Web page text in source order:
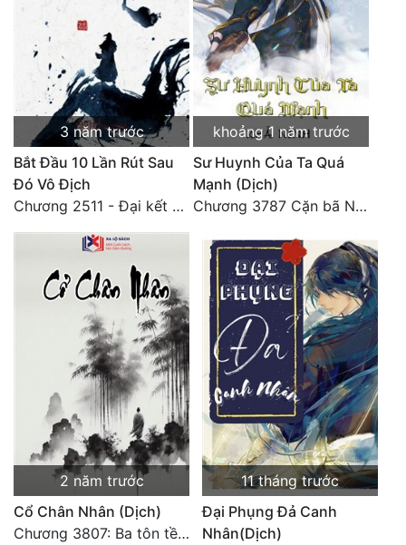
Quân Sự
Sảng Văn
Thanh Xuân
Tiên Hiệp
Trinh Thám
Trọng Sinh
Tu Chân
Tu Tiên
Tội Phạm
Vô Địch
3 năm trước
Bắt Đầu 10 Lần Rút Sau
Đó Vô Địch
Chương 2511 - Đại kết cục, Phiên ngoại thiên: Chư thiên quy nhất giới, vĩnh hằng thế giới. Hết!
khoảng 1 năm trước
Sư Huynh Của Ta Quá
Mạnh (Dịch)
Chương 3787 Cặn bã Nam Thiên Đạo
2 năm trước
Cổ Chân Nhân (Dịch)
Chương 3807: Ba tôn tề công Thiên Đình (2)
11 tháng trước
Đại Phụng Đả Canh
Nhân(Dịch)